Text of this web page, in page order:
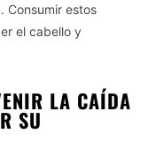
Consumir estos
el cabello y
LA CAÍDA
SU